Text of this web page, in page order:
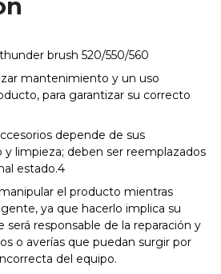
brush 520/550/560
mantenimiento y un uso
para garantizar su correcto
depende de sus
y limpieza; deben ser reemplazados
estado.4
el producto mientras
ya que hacerlo implica su
será responsable de la reparación y
o averías que puedan surgir por
del equipo.